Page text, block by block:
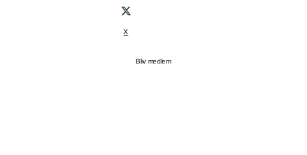
X
Bliv medlem